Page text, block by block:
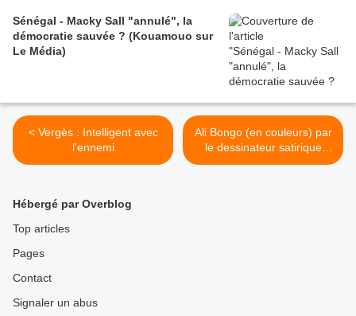
Sénégal - Macky Sall "annulé", la
démocratie sauvée ? (Kouamouo sur
Le Média)
< Vergès : Intelligent avec
l'ennemi
Ali Bongo (en couleurs) par
le dessinateur satirique
Pahé >
Hébergé par Overblog
Top articles
Pages
Contact
Signaler un abus